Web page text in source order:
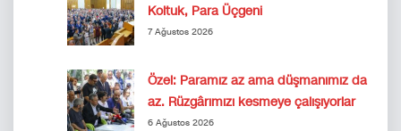
Koltuk, Para Üçgeni
7 Ağustos 2026
Özel: Paramız az ama düşmanımız da
az. Rüzgârımızı kesmeye çalışıyorlar
6 Ağustos 2026